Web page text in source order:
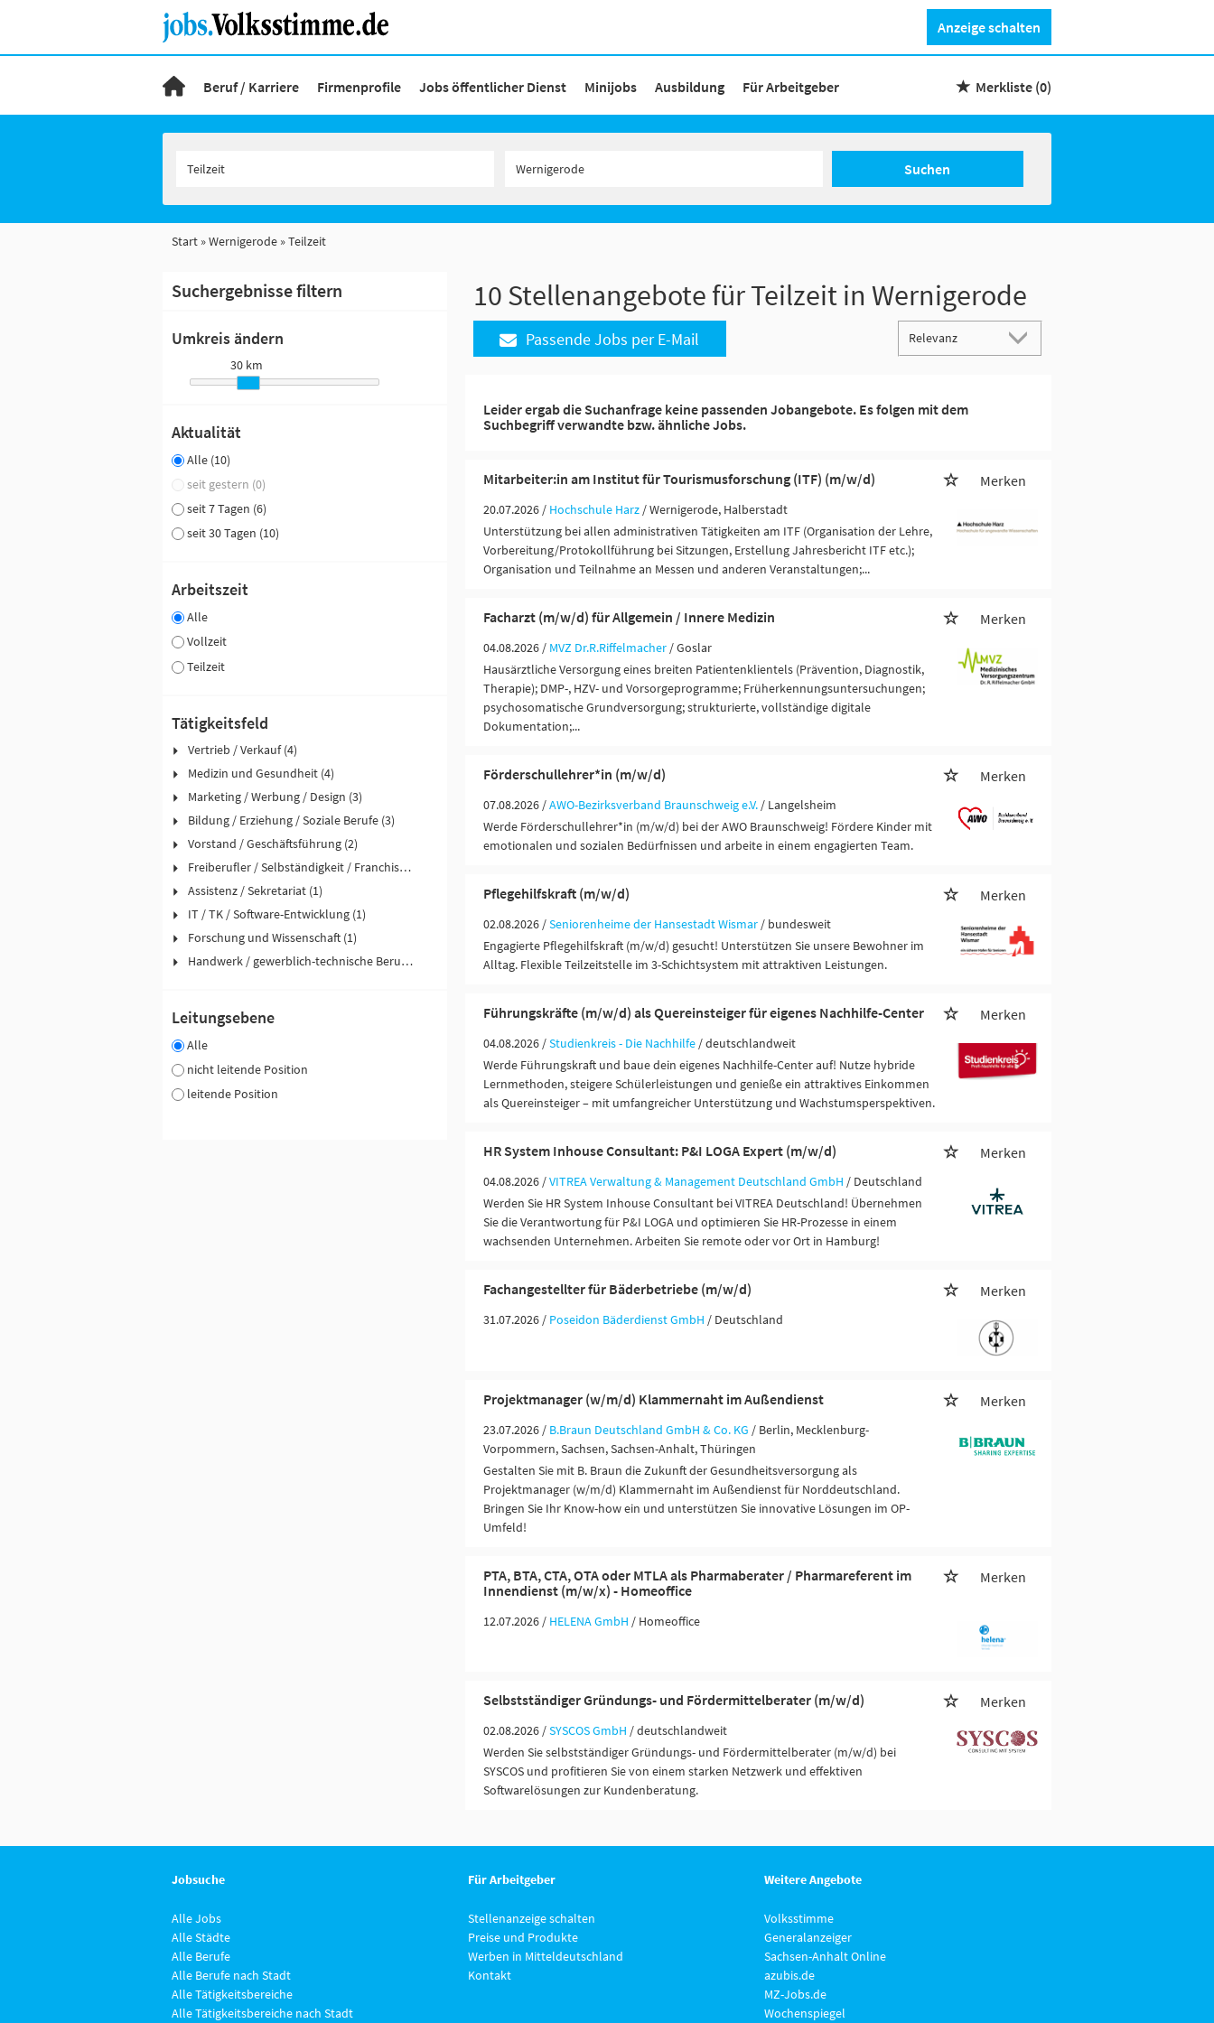
Anzeige schalten
Beruf / Karriere Firmenprofile Jobs öffentlicher Dienst Minijobs Ausbildung Für Arbeitgeber Merkliste (0)
Suchen
Start Wernigerode Teilzeit
Suchergebnisse filtern
Umkreis ändern
30 km
Aktualität
Alle (10)
seit gestern (0)
seit 7 Tagen (6)
seit 30 Tagen (10)
Arbeitszeit
Alle
Vollzeit
Teilzeit
Tätigkeitsfeld
Vertrieb / Verkauf (4)
Medizin und Gesundheit (4)
Marketing / Werbung / Design (3)
Bildung / Erziehung / Soziale Berufe (3)
Vorstand / Geschäftsführung (2)
Freiberufler / Selbständigkeit / Franchise (2)
Assistenz / Sekretariat (1)
IT / TK / Software-Entwicklung (1)
Forschung und Wissenschaft (1)
Handwerk / gewerblich-technische Berufe (1)
Leitungsebene
Alle
nicht leitende Position
leitende Position
10 Stellenangebote für Teilzeit in Wernigerode
Passende Jobs per E-Mail
Leider ergab die Suchanfrage keine passenden Jobangebote. Es folgen mit dem
Suchbegriff verwandte bzw. ähnliche Jobs.
Mitarbeiter:in am Institut für Tourismusforschung (ITF) (m/w/d) Merken
20.07.2026 / Hochschule Harz / Wernigerode, Halberstadt
Unterstützung bei allen administrativen Tätigkeiten am ITF (Organisation der Lehre,
Vorbereitung/Protokollführung bei Sitzungen, Erstellung Jahresbericht ITF etc.);
Organisation und Teilnahme an Messen und anderen Veranstaltungen;...
Facharzt (m/w/d) für Allgemein / Innere Medizin Merken
04.08.2026 / MVZ Dr.R.Riffelmacher / Goslar
Hausärztliche Versorgung eines breiten Patientenklientels (Prävention, Diagnostik,
Therapie); DMP-, HZV- und Vorsorgeprogramme; Früherkennungsuntersuchungen;
psychosomatische Grundversorgung; strukturierte, vollständige digitale
Dokumentation;...
Förderschullehrer*in (m/w/d) Merken
07.08.2026 /AWO-Bezirksverband Braunschweig e.V. / Langelsheim
Werde Förderschullehrer*in (m/w/d) bei der AWO Braunschweig! Fördere Kinder mit
emotionalen und sozialen Bedürfnissen und arbeite in einem engagierten Team.
Pflegehilfskraft (m/w/d) Merken
02.08.2026 /Seniorenheime der Hansestadt Wismar / bundesweit
Engagierte Pflegehilfskraft (m/w/d) gesucht! Unterstützen Sie unsere Bewohner im
Alltag. Flexible Teilzeitstelle im 3-Schichtsystem mit attraktiven Leistungen.
Führungskräfte (m/w/d) als Quereinsteiger für eigenes Nachhilfe-Center Merken
04.08.2026 /Studienkreis - Die Nachhilfe / deutschlandweit
Werde Führungskraft und baue dein eigenes Nachhilfe-Center auf! Nutze hybride
Lernmethoden, steigere Schülerleistungen und genieße ein attraktives Einkommen
als Quereinsteiger – mit umfangreicher Unterstützung und Wachstumsperspektiven.
HR System Inhouse Consultant: P&I LOGA Expert (m/w/d) Merken
04.08.2026 /VITREA Verwaltung & Management Deutschland GmbH / Deutschland
Werden Sie HR System Inhouse Consultant bei VITREA Deutschland! Übernehmen
Sie die Verantwortung für P&I LOGA und optimieren Sie HR-Prozesse in einem
wachsenden Unternehmen. Arbeiten Sie remote oder vor Ort in Hamburg!
Fachangestellter für Bäderbetriebe (m/w/d) Merken
31.07.2026 / Poseidon Bäderdienst GmbH / Deutschland
Projektmanager (w/m/d) Klammernaht im Außendienst Merken
23.07.2026 / B.Braun Deutschland GmbH & Co. KG / Berlin, Mecklenburg-
Vorpommern, Sachsen, Sachsen-Anhalt, Thüringen
Gestalten Sie mit B. Braun die Zukunft der Gesundheitsversorgung als
Projektmanager (w/m/d) Klammernaht im Außendienst für Norddeutschland.
Bringen Sie Ihr Know-how ein und unterstützen Sie innovative Lösungen im OP-
Umfeld!
PTA, BTA, CTA, OTA oder MTLA als Pharmaberater / Pharmareferent im
Innendienst (m/w/x) - Homeoffice
Merken
12.07.2026 / HELENA GmbH / Homeoffice
Selbstständiger Gründungs- und Fördermittelberater (m/w/d) Merken
02.08.2026 /SYSCOS GmbH / deutschlandweit
Werden Sie selbstständiger Gründungs- und Fördermittelberater (m/w/d) bei
SYSCOS und profitieren Sie von einem starken Netzwerk und effektiven
Softwarelösungen zur Kundenberatung.
Jobsuche
Alle Jobs
Alle Städte
Alle Berufe
Alle Berufe nach Stadt
Alle Tätigkeitsbereiche
Alle Tätigkeitsbereiche nach Stadt
Für Arbeitgeber
Stellenanzeige schalten
Preise und Produkte
Werben in Mitteldeutschland
Kontakt
Weitere Angebote
Volksstimme
Generalanzeiger
Sachsen-Anhalt Online
azubis.de
MZ-Jobs.de
Wochenspiegel